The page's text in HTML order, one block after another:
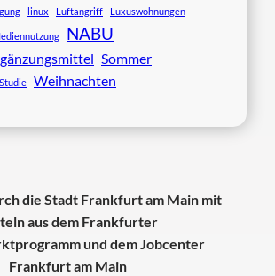
linux Luftangriff Luxuswohnungen
NABU
Sommer
Studie Weihnachten
die Stadt Frankfurt am Main mit
aus dem Frankfurter
und dem Jobcenter
Frankfurt am Main